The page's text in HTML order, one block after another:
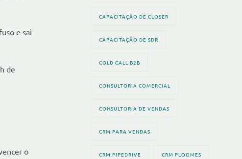
e sai
de
o
CAPACITAÇÃO DE CLOSER
CAPACITAÇÃO DE SDR
COLD CALL B2B
CONSULTORIA COMERCIAL
CONSULTORIA DE VENDAS
CRM PARA VENDAS
CRM PIPEDRIVE CRM PLOOMES